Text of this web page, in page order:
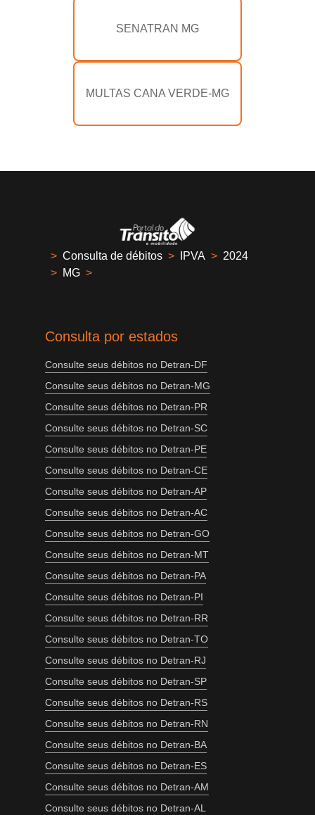
SENATRAN MG
MULTAS CANA VERDE-MG
> Consulta de débitos > IPVA > 2024
> MG >
Consulta por estados
Consulte seus débitos no Detran-DF
Consulte seus débitos no Detran-MG
Consulte seus débitos no Detran-PR
Consulte seus débitos no Detran-SC
Consulte seus débitos no Detran-PE
Consulte seus débitos no Detran-CE
Consulte seus débitos no Detran-AP
Consulte seus débitos no Detran-AC
Consulte seus débitos no Detran-GO
Consulte seus débitos no Detran-MT
Consulte seus débitos no Detran-PA
Consulte seus débitos no Detran-PI
Consulte seus débitos no Detran-RR
Consulte seus débitos no Detran-TO
Consulte seus débitos no Detran-RJ
Consulte seus débitos no Detran-SP
Consulte seus débitos no Detran-RS
Consulte seus débitos no Detran-RN
Consulte seus débitos no Detran-BA
Consulte seus débitos no Detran-ES
Consulte seus débitos no Detran-AM
Consulte seus débitos no Detran-AL